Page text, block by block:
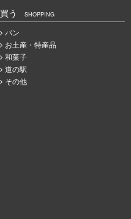
買う SHOPPING
パン
お土産・特産品
和菓子
道の駅
その他